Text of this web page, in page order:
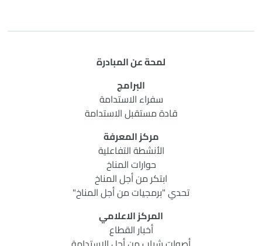
لمحة عن المبادرة
البرامج
سفراء الاستدامة
قادة مستقبل الاستدامة
مركز المعرفة
الأنشطة التفاعلية
حوارات المناخ
ابتكر من أجل المناخ
تحدي "برمجيات من أجل المناخ"
المركز الاعلامي
أخبار القطاع